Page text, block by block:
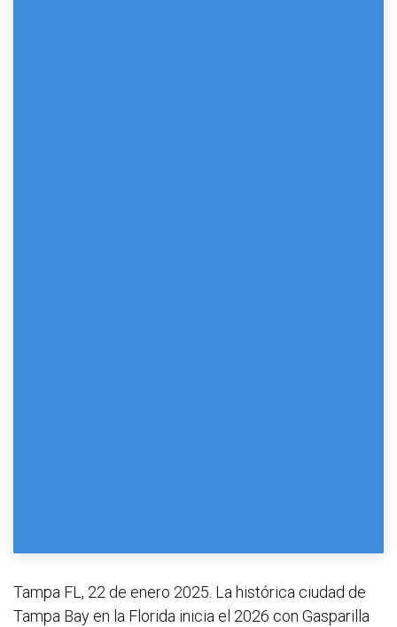
Tampa FL, 22 de enero 2025. La histórica ciudad de
Tampa Bay en la Florida inicia el 2026 con Gasparilla